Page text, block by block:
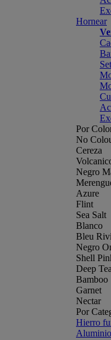
Hornear
Por
No
Cereza
Negro
Azure
Flint
Sea Salt
Blanco
Bleu
Negro
Shell
Deep
Bamboo
Garnet
Nectar
Por
Hierro